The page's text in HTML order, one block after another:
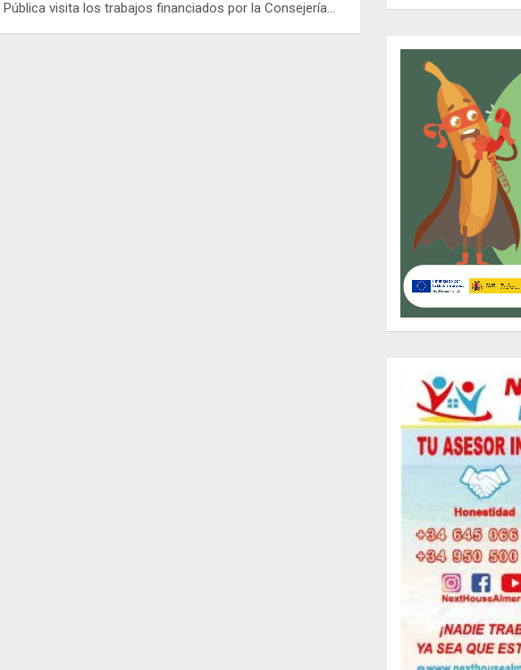
Pública visita los trabajos financiados por la Consejería…